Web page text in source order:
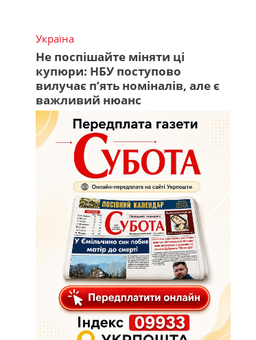
Україна
Не поспішайте міняти ці
купюри: НБУ поступово
вилучає п’ять номіналів, але є
важливий нюанс